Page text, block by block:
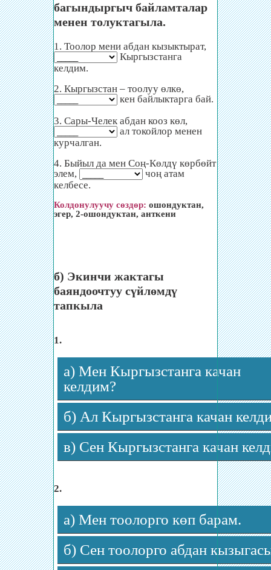
багындыргыч байламталар
менен толуктагыла.
1. Тоолор мени абдан кызыктырат,
Кыргызстанга
келдим.
2. Кыргызстан – тоолуу өлкө,
кен байлыктарга бай.
3. Сары-Челек абдан кооз көл,
ал токойлор менен
курчалган.
4. Быйыл да мен Соң-Көлдү көрбөйт
элем,
чоң атам
келбесе.
Колдонулуучу сөздөр: ошондуктан,
эгер, 2-ошондуктан, анткени
б) Экинчи жактагы
баяндоочтуу сүйлөмдү
тапкыла
1.
а) Мен Кыргызстанга качан
келдим?
б) Ал Кыргызстанга качан
в) Сен Кыргызстанга качан
2.
а) Мен тоолорго көп барам.
б) Сен тоолорго абдан